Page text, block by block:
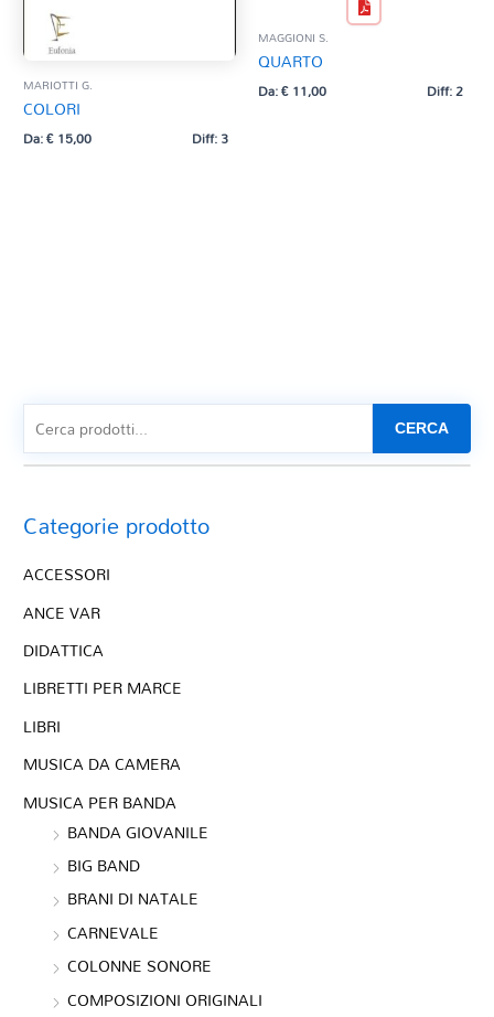
MARIOTTI G.
COLORI
Da:€15,00 Diff: 3
MAGGIONI S.
QUARTO
Da:€11,00 Diff: 2
CERCA
Categorie prodotto
ACCESSORI
ANCE VAR
DIDATTICA
LIBRETTI PER MARCE
LIBRI
MUSICA DA CAMERA
MUSICA PER BANDA
BANDA GIOVANILE
BIG BAND
BRANI DI NATALE
CARNEVALE
COLONNE SONORE
COMPOSIZIONI ORIGINALI